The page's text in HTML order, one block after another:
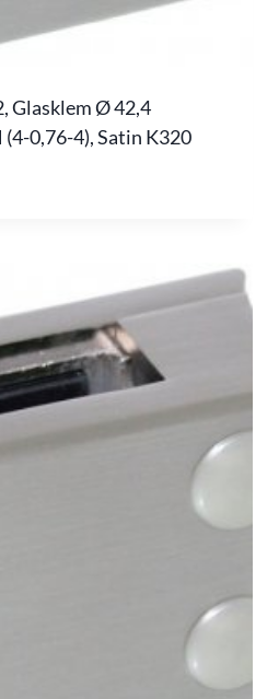
Glasklem Ø 42,4
0,76-4), Satin K320